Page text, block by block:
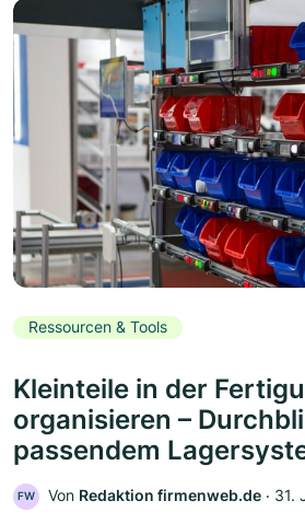
Ressourcen & Tools
Kleinteile in der
organisieren –
passendem
FW Von Redaktion firmenweb.de ‧ 31.